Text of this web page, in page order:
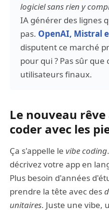
logiciel sans rien y
IA générer des lignes
pas. OpenAI, Mistral
disputent ce marché
pour qui ? Pas sûr que
utilisateurs finaux.
Le nouveau
coder avec les
Ça s'appelle le vibe coding
décrivez votre app en
Plus besoin d'années
prendre la tête avec des
unitaires. Juste une vibe,